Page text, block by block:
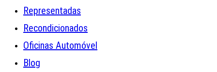
Representadas
Recondicionados
Oficinas Automóvel
Blog